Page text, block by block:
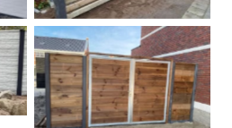
Dubbele poort